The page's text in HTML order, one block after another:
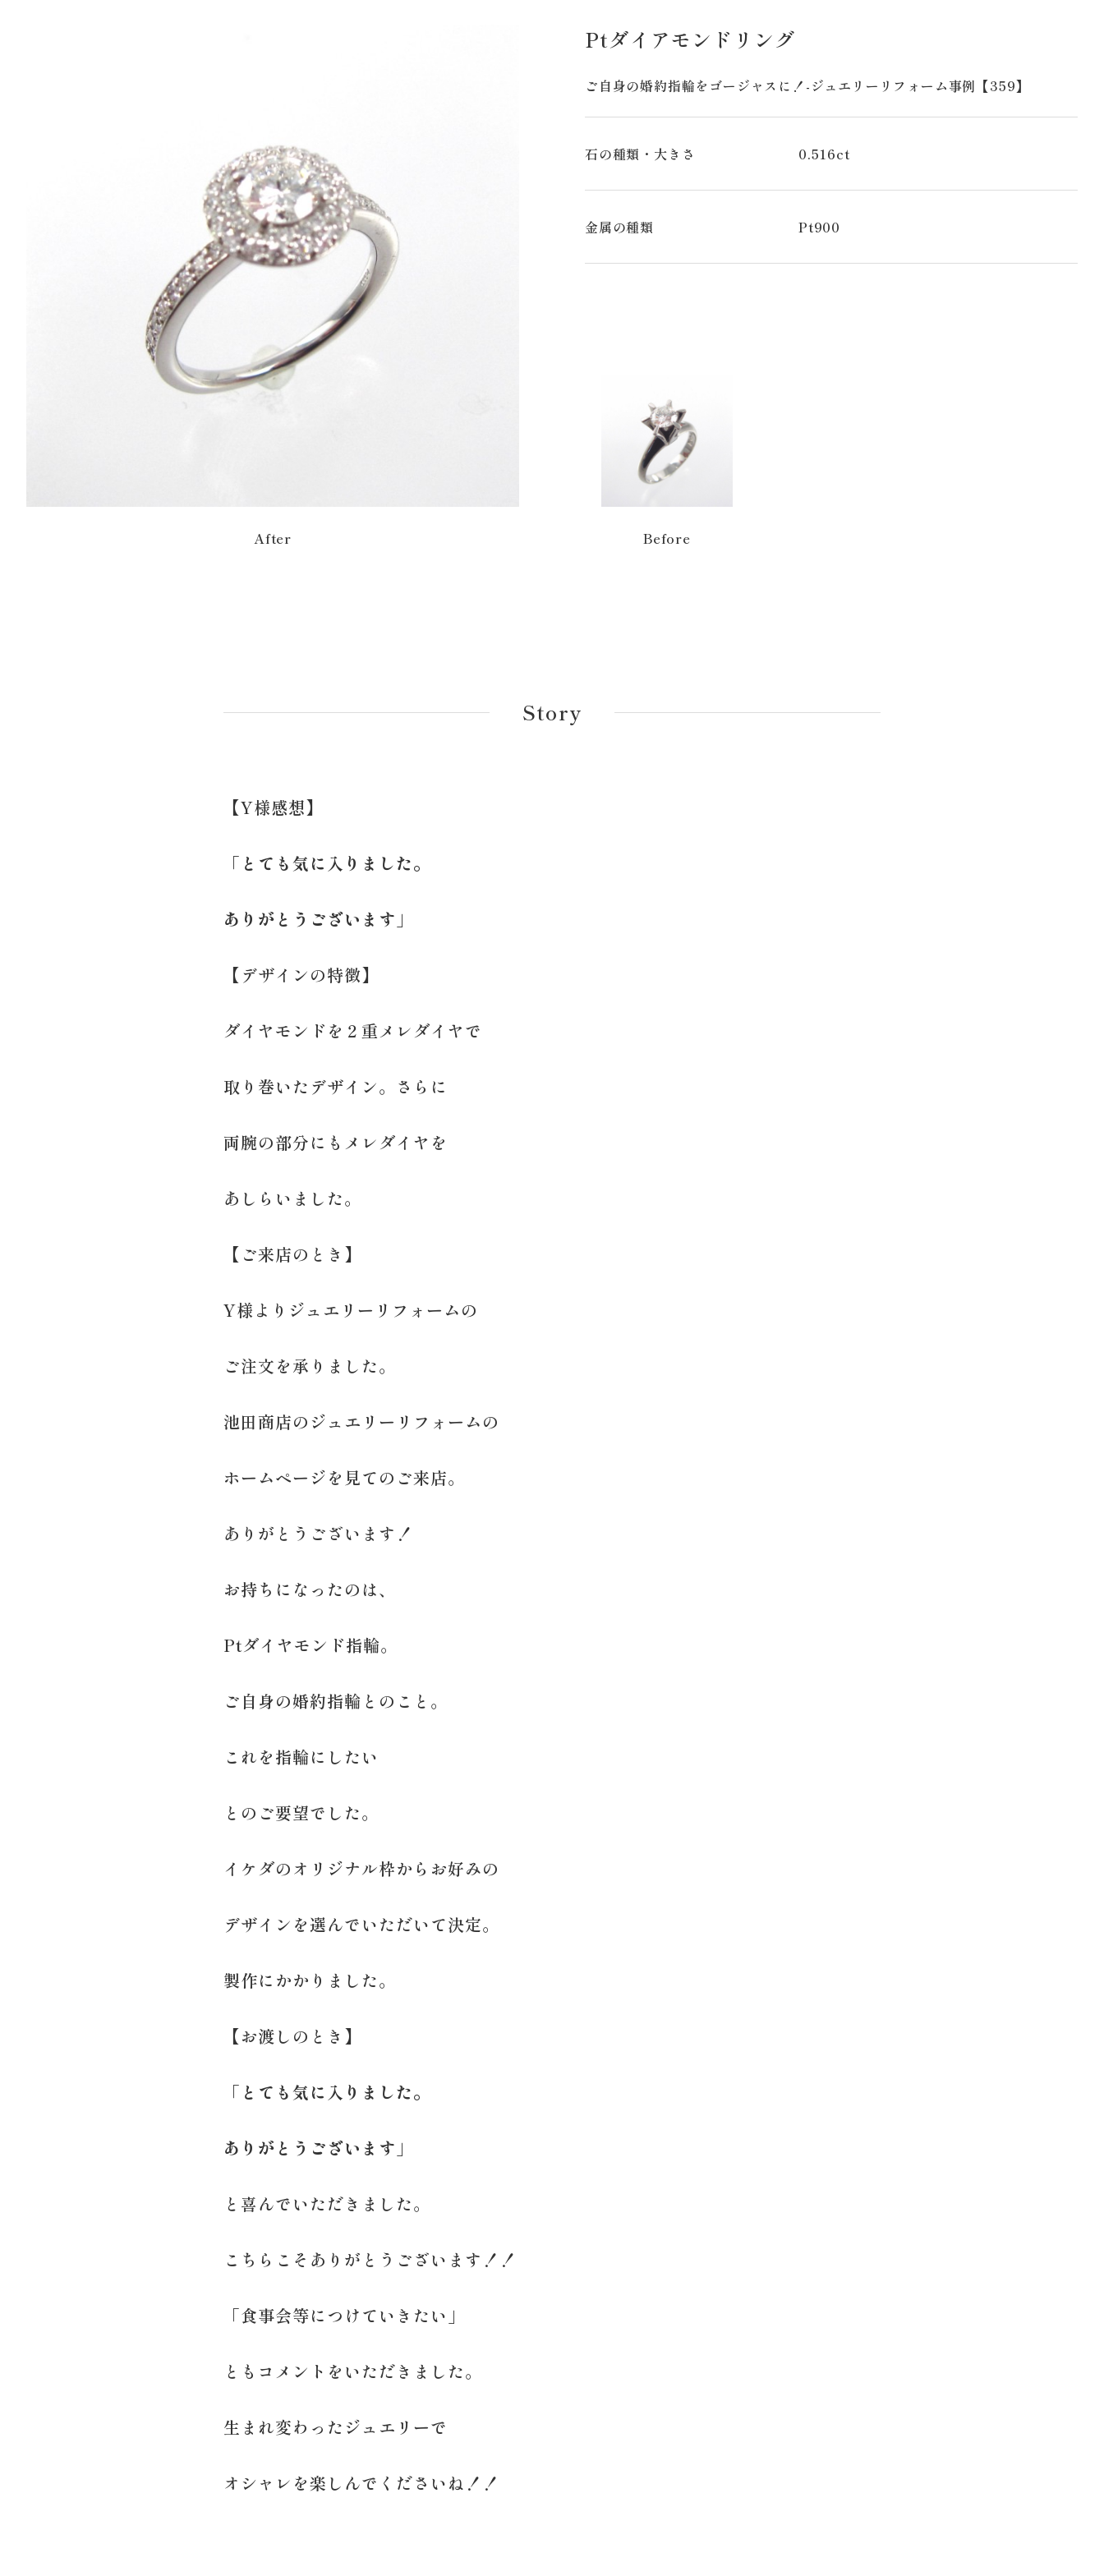
After
Ptダイアモンドリング
ご自身の婚約指輪をゴージャスに！-ジュエリーリフォーム事例【359】
石の種類・大きさ 0.516ct
金属の種類 Pt900
Before
Story
【Y様感想】
「とても気に入りました。
ありがとうございます」
【デザインの特徴】
ダイヤモンドを２重メレダイヤで
取り巻いたデザイン。さらに
両腕の部分にもメレダイヤを
あしらいました。
【ご来店のとき】
Y様よりジュエリーリフォームの
ご注文を承りました。
池田商店のジュエリーリフォームの
ホームページを見てのご来店。
ありがとうございます！
お持ちになったのは、
Ptダイヤモンド指輪。
ご自身の婚約指輪とのこと。
これを指輪にしたい
とのご要望でした。
イケダのオリジナル枠からお好みの
デザインを選んでいただいて決定。
製作にかかりました。
【お渡しのとき】
「とても気に入りました。
ありがとうございます」
と喜んでいただきました。
こちらこそありがとうございます！！
「食事会等につけていきたい」
ともコメントをいただきました。
生まれ変わったジュエリーで
オシャレを楽しんでくださいね！！